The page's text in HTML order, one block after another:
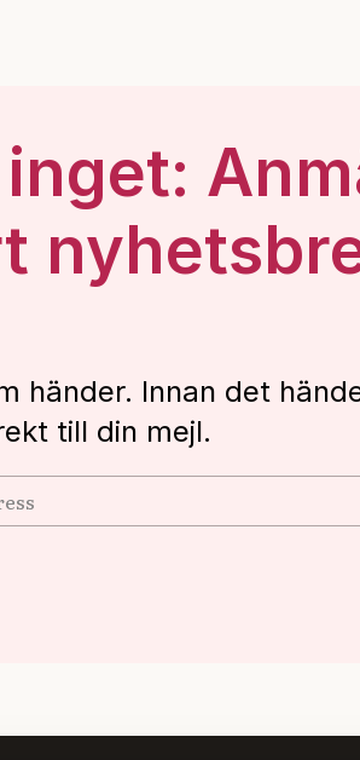
händer. Innan det
till din mejl.